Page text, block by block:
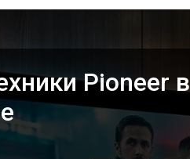
Pioneer в